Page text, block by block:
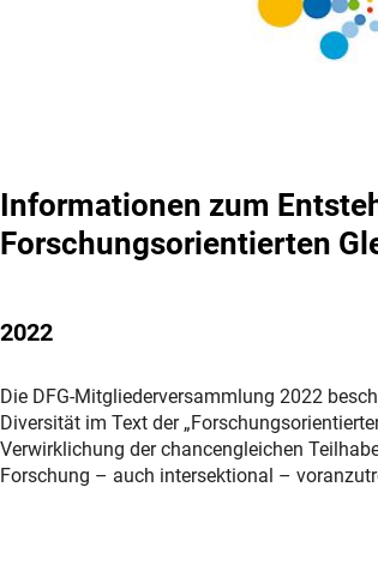
Informationen zum
Forschungsorientierten
2022
Die DFG-Mitgliederversammlung 2022
Diversität im Text der
Verwirklichung der chancengleichen
Forschung – auch intersektional –